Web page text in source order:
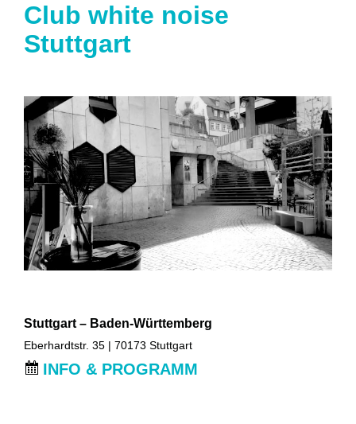
Club white noise
Stuttgart
Stuttgart – Baden-Württemberg
Eberhardtstr. 35 | 70173 Stuttgart
INFO & PROGRAMM